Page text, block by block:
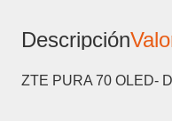
TOUCH
Descripción
ZTE PURA 70 OLED-